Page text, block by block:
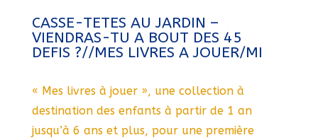
CASSE-TETES AU JARDIN –
VIENDRAS-TU A BOUT DES 45
DEFIS ?//MES LIVRES A JOUER/MI
« Mes livres à jouer », une collection à
destination des enfants à partir de 1 an
jusqu’à 6 ans et plus, pour une première